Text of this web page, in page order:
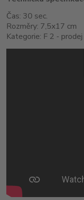
Čas: 30 sec.
Rozměry: 7,5x17 cm
Kategorie: F 2 - prodej